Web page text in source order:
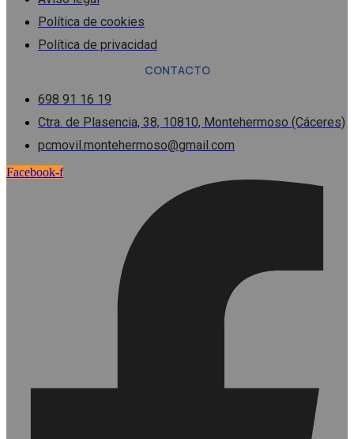
Política de cookies
Política de privacidad
CONTACTO
698 91 16 19
Ctra. de Plasencia, 38, 10810, Montehermoso (Cáceres)
pcmovil.montehermoso@gmail.com
Facebook-f